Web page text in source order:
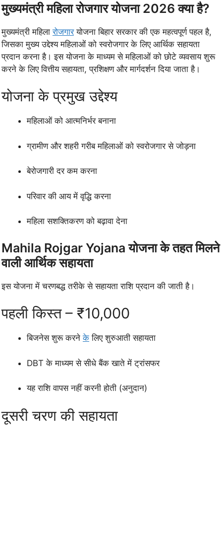
मुख्यमंत्री महिला रोजगार योजना 2026 क्या है?
मुख्यमंत्री महिलारोजगारयोजना बिहार सरकार की एक महत्वपूर्ण पहल है,
जिसका मुख्य उद्देश्य महिलाओं को स्वरोजगार के लिए आर्थिक सहायता
प्रदान करना है। इस योजना के माध्यम से महिलाओं को छोटे व्यवसाय शुरू
करने के लिए वित्तीय सहायता, प्रशिक्षण और मार्गदर्शन दिया जाता है।
योजना के प्रमुख उद्देश्य
महिलाओं को आत्मनिर्भर बनाना
ग्रामीण और शहरी गरीब महिलाओं को स्वरोजगार से जोड़ना
बेरोजगारी दर कम करना
परिवार की आय में वृद्धि करना
महिला सशक्तिकरण को बढ़ावा देना
Mahila Rojgar Yojana योजना के तहत मिलने
वाली आर्थिक सहायता
इस योजना में चरणबद्ध तरीके से सहायता राशि प्रदान की जाती है।
पहली किस्त – ₹10,000
बिजनेस शुरू करनेके लिए शुरुआती सहायता
DBT के माध्यम से सीधे बैंक खाते में ट्रांसफर
यह राशि वापस नहीं करनी होती (अनुदान)
दूसरी चरण की सहायता